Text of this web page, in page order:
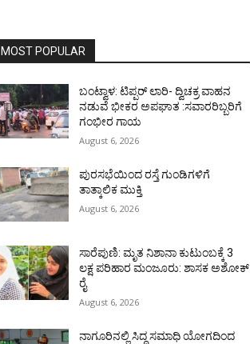
MOST POPULAR
ಬಂಟ್ವಾಳ: ಟಿಪ್ಪರ್ ಲಾರಿ- ದ್ವಿಚಕ್ರ ವಾಹನ
ನಡುವೆ ಭೀಕರ ಅಪಘಾತ :ಸವಾರರಿಬ್ಬರಿಗೆ
ಗಂಭೀರ ಗಾಯ
August 6, 2026
ಪುರಸಭೆಯಿಂದ ರಸ್ತೆ ಗುಂಡಿಗಳಿಗೆ
ತಾತ್ಕಾಲಿಕ ಮುಕ್ತಿ
August 6, 2026
ಸಾರೆಪುಣಿ: ಮೃತ ನಿಶಾನಾ ಕುಟುಂಬಕ್ಕೆ 3
ಲಕ್ಷ ಪರಿಹಾರ ಮಂಜೂರು: ಶಾಸಕ ಅಶೋಕ್
ರೈ
August 6, 2026
ನಾಗೂರಿನಲ್ಲಿ ಸಿದ್ಧ ಸಮಾಧಿ ಯೋಗದಿಂದ